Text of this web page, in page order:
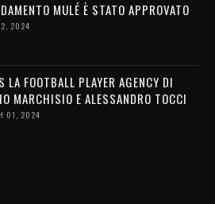
MULÉ È STATO APPROVATO
2024
LA FOOTBALL PLAYER AGENCY DI
MARCHISIO E ALESSANDRO TOCCI
01, 2024